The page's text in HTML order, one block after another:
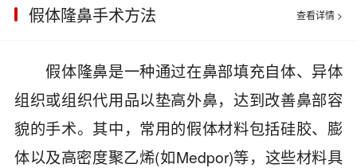
假体隆鼻手术方法 查看详情 >
假体隆鼻是一种通过在鼻部填充自体、异体
组织或组织代用品以垫高外鼻，达到改善鼻部容
貌的手术。其中，常用的假体材料包括硅胶、膨
体以及高密度聚乙烯(如Medpor)等，这些材料具